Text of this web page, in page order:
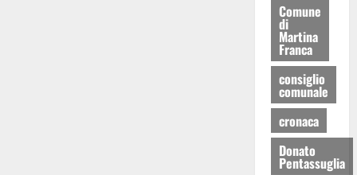
Comune
di
Martina
Franca
consiglio
comunale
cronaca
Donato
Pentassuglia